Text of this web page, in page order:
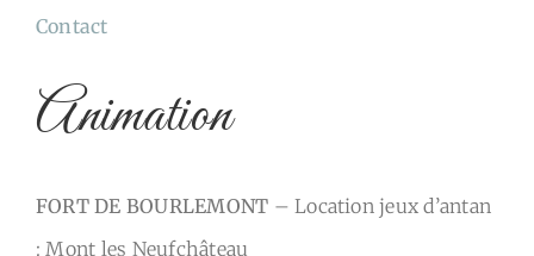
Contact
Animation
FORT DE BOURLEMONT – Location jeux d’antan
: Mont les Neufchâteau